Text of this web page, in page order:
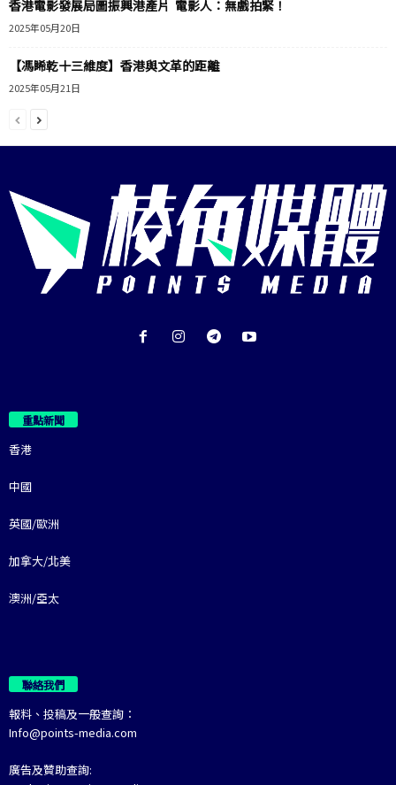
香港電影發展局圖振興港產片 電影人：無戲拍緊！
2025年05月20日
【馮睎乾十三維度】香港與文革的距離
2025年05月21日
重點新聞
香港
中國
英國/歐洲
加拿大/北美
澳洲/亞太
聯絡我們
報料、投稿及一般查詢：
Info@points-media.com
廣告及贊助查詢: